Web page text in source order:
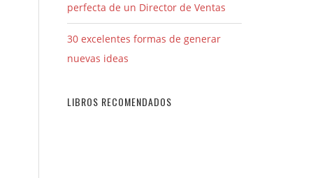
perfecta de un Director de Ventas
30 excelentes formas de generar
nuevas ideas
LIBROS RECOMENDADOS